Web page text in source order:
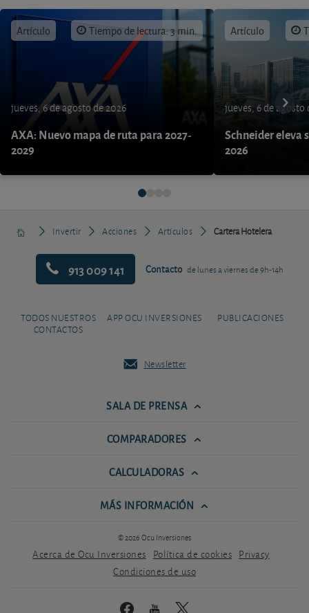
Artículo Tiempo de lectura: 3 min.
jueves, 6 de agosto de 2026
AXA: Nuevo mapa de ruta para 2027-
2029
Artículo
jueves, 6 de agosto
Schneider eleva
2026
Invertir Acciones Artículos Cartera Hotelera
913 009 141 Contacto de lunes a viernes de 9h-14h
TODOS NUESTROS
CONTACTOS
APP OCU INVERSIONES PUBLICACIONES
Newsletter
SALA DE PRENSA
COMPARADORES
CALCULADORAS
MÁS INFORMACIÓN
© 2026 Ocu Inversiones
Acerca de Ocu Inversiones Política de cookies Privacy
Condiciones de uso